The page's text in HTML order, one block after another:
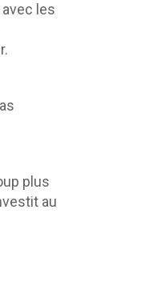
les
plus
au